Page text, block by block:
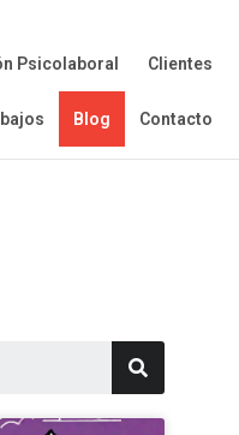
Psicolaboral Clientes
Blog Contacto